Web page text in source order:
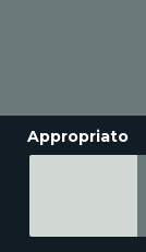
Appropriato